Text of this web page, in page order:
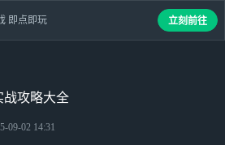
战攻略大全
09-02 14:31
即点即玩 立刻前往